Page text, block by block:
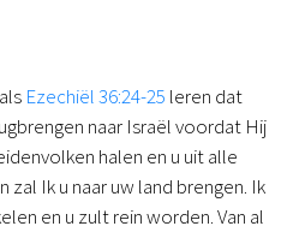
Ezechiël 36:24-25 leren dat
naar Israël voordat Hij
halen en u uit alle
zal Ik u naar uw land brengen. Ik
en u zult rein worden. Van al